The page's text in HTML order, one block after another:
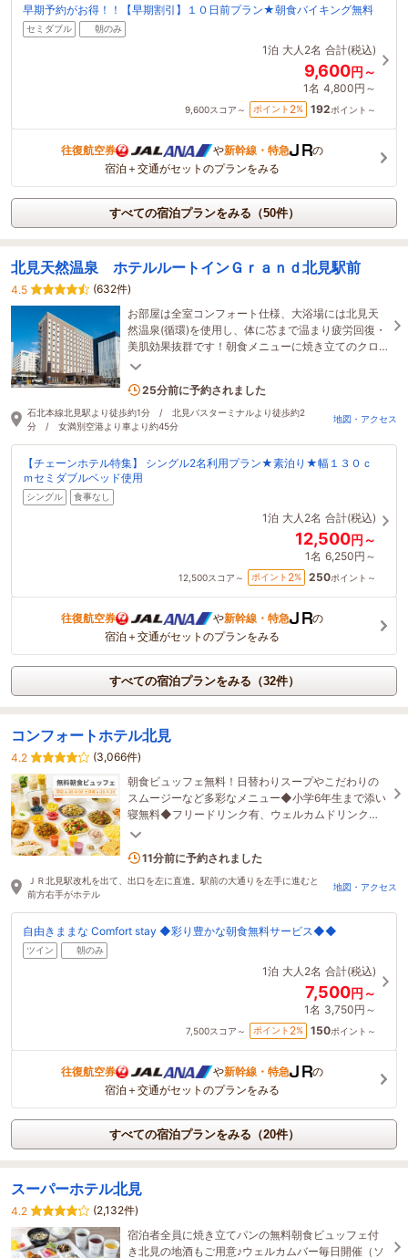
早期予約がお得！！【早期割引】１０日前プラン★朝食バイキング無料
セミダブル 朝のみ
1泊 大人2名 合計(税込)
9,600円～
1名 4,800円～
9,600スコア～ ポイント 2% 192ポイント～
往復航空券 や新幹線・特急
の
宿泊＋交通がセットのプランをみる
すべての宿泊プランをみる（50件）
北見天然温泉 ホテルルートインＧｒａｎｄ北見駅前
4.5
(632件)
お部屋は全室コンフォート仕様、大浴場には北見天
然温泉(循環)を使用し、体に芯まで温まり疲労回復・
美肌効果抜群です！朝食メニューに焼き立てのクロ
ワッサンと、デニッシュをご用意しております★
1名がこの宿を見ています
25分前に予約されました
石北本線北見駅より徒歩約1分 / 北見バスターミナルより徒歩約2
分 / 女満別空港より車より約45分
地図・アクセス
【チェーンホテル特集】 シングル2名利用プラン★素泊り★幅１３０ｃ
ｍセミダブルベッド使用
シングル 食事なし
1泊 大人2名 合計(税込)
12,500円～
1名 6,250円～
12,500スコア～ ポイント 2% 250ポイント～
往復航空券 や新幹線・特急
の
宿泊＋交通がセットのプランをみる
すべての宿泊プランをみる（32件）
コンフォートホテル北見
4.2
(3,066件)
朝食ビュッフェ無料！日替わりスープやこだわりの
スムージーなど多彩なメニュー◆小学6年生まで添い
寝無料◆フリードリンク有、ウェルカムドリンクサ
ービス
2名がこの宿を見ています
11分前に予約されました
ＪＲ北見駅改札を出て、出口を左に直進。駅前の大通りを左手に進むと
前方右手がホテル
地図・アクセス
自由きままな Comfort stay ◆彩り豊かな朝食無料サービス◆◆
ツイン 朝のみ
1泊 大人2名 合計(税込)
7,500円～
1名 3,750円～
7,500スコア～ ポイント 2% 150ポイント～
往復航空券 や新幹線・特急
の
宿泊＋交通がセットのプランをみる
すべての宿泊プランをみる（20件）
スーパーホテル北見
4.2
(2,132件)
宿泊者全員に焼き立てパンの無料朝食ビュッフェ付
き北見の地酒もご用意♪ウェルカムバー毎日開催（ソ